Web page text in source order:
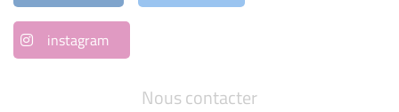
Nous contacter
instagram